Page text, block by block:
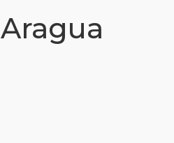
Aragua